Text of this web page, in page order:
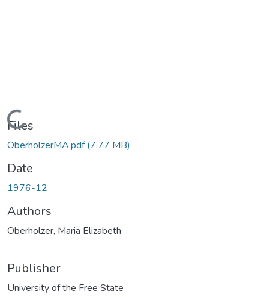
Files
OberholzerMA.pdf(7.77 MB)
Date
1976-12
Authors
Oberholzer, Maria Elizabeth
Publisher
University of the Free State